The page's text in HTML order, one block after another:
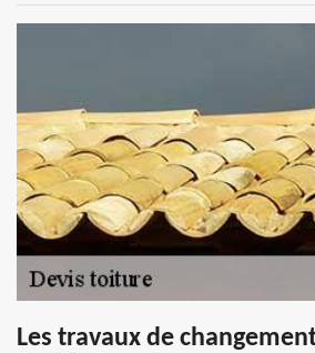
Les travaux de